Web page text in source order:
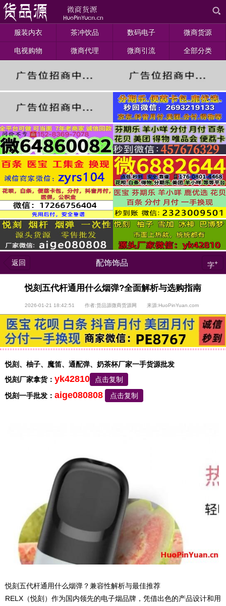
服装内衣 茶冲饮品 数码电子 微商货源
电视购物 微商代理 微商引流 全部分类
返回 配饰饰品 字+
悦刻五代杆通用什么烟弹?全面解析与选购指南
2026-01-21 18:42:51 作者:货品源微商货源网 来源:HuoPinYuan.com
悦刻、柚子、魔笛、通配弹、奶茶杯厂家一手货源批发
悦刻厂家拿货： yk42810
点击复制
悦刻一手批发： aige080808 点击复制
悦刻五代杆通用什么烟弹？兼容性解析与最佳推荐
RELX（悦刻）作为国内领先的电子烟品牌，凭借出色的产品设计和用